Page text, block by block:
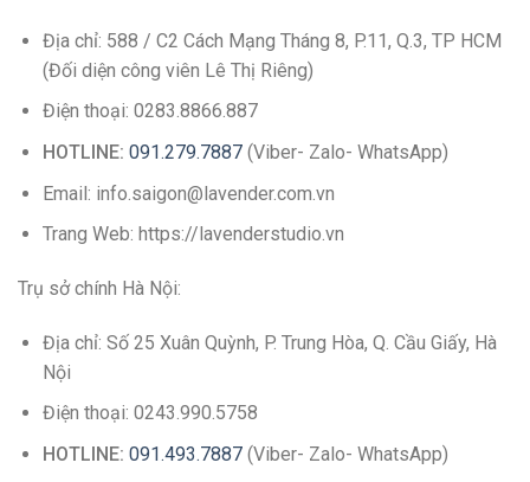
Địa chỉ: 588 / C2 Cách Mạng Tháng 8, P.11, Q.3, TP HCM
(Đối diện công viên Lê Thị Riêng)
Điện thoại: 0283.8866.887
HOTLINE: 091.279.7887(Viber- Zalo- WhatsApp)
Email: info.saigon@lavender.com.vn
Trang Web: https://lavenderstudio.vn
Trụ sở chính Hà Nội:
Địa chỉ: Số 25 Xuân Quỳnh, P. Trung Hòa, Q. Cầu Giấy, Hà
Nội
Điện thoại: 0243.990.5758
HOTLINE: 091.493.7887(Viber- Zalo- WhatsApp)